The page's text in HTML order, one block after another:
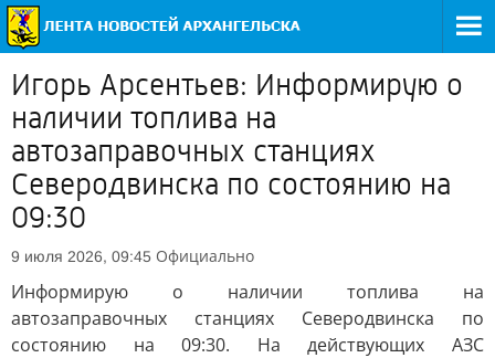
Игорь Арсентьев: Информирую о
наличии топлива на
автозаправочных станциях
Северодвинска по состоянию на
09:30
9 июля 2026, 09:45 Официально
Информирую о наличии топлива на
автозаправочных станциях Северодвинска по
состоянию на 09:30. На действующих АЗС